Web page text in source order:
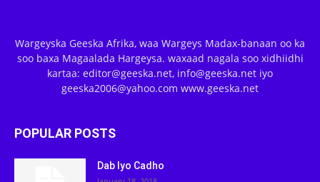
Wargeyska Geeska Afrika, waa Wargeys Madax-banaan oo ka
soo baxa Magaalada Hargeysa. waxaad nagala soo xidhiidhi
kartaa: editor@geeska.net, info@geeska.net iyo
geeska2006@yahoo.com www.geeska.net
POPULAR POSTS
Dab Iyo Cadho